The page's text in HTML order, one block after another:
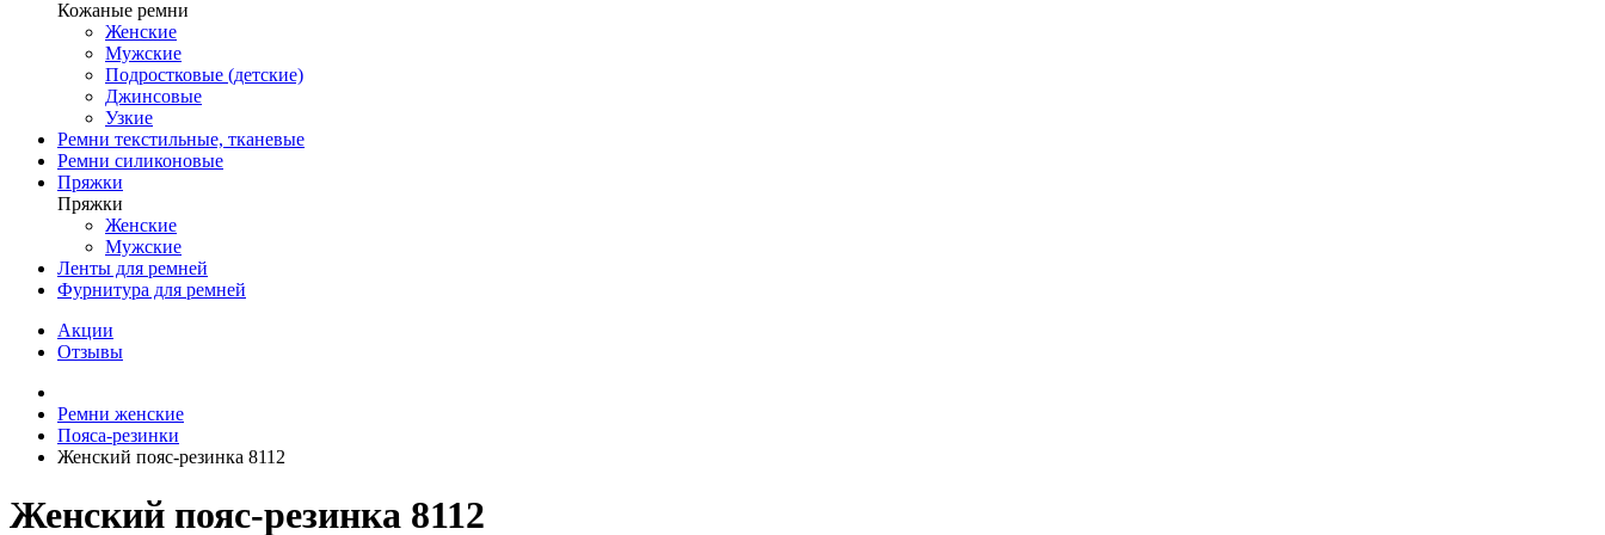
Кожаные ремни
Женские
Мужские
Подростковые (детские)
Джинсовые
Узкие
Ремни текстильные, тканевые
Ремни силиконовые
Пряжки
Пряжки
Женские
Мужские
Ленты для ремней
Фурнитура для ремней
Акции
Отзывы
Ремни женские
Пояса-резинки
Женский пояс-резинка 8112
Женский пояс-резинка 8112